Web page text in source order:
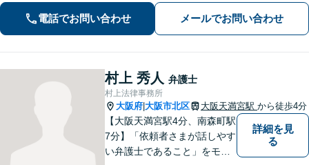
心を込めて取り組んでまいります【電
話・WEB面談可】【セカンドオピニオ
ン可】
電話でお問い合わせ メールでお問い合わせ
村上 秀人 弁護士
村上法律事務所
大阪府 大阪市北区 大阪天満宮駅 から徒歩4分
【大阪天満宮駅4分、南森町駅
7分】「依頼者さまが話しやす
い弁護士であること」をモッ
詳細を見
る